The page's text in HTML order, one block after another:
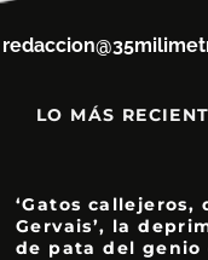
LO MÁS
‘Gatos callejeros,
Gervais’, la
de pata del genio